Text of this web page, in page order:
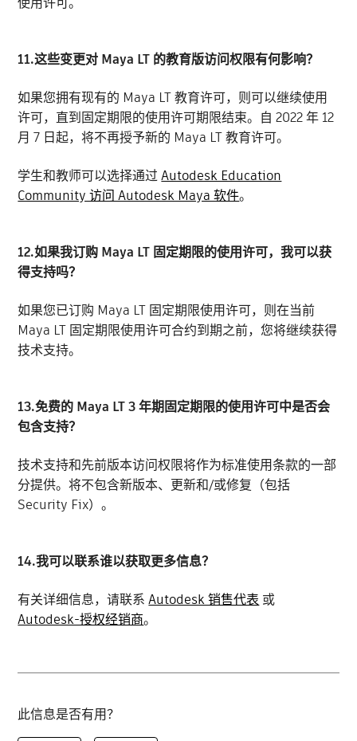
11.这些变更对 Maya LT 的教育版访问权限有何影响？
如果您拥有现有的 Maya LT 教育许可，则可以继续使用
许可，直到固定期限的使用许可期限结束。自 2022 年 12
月 7 日起，将不再授予新的 Maya LT 教育许可。
学生和教师可以选择通过Autodesk Education
Community 访问 Autodesk Maya 软件。
12.如果我订购 Maya LT 固定期限的使用许可，我可以获
得支持吗？
如果您已订购 Maya LT 固定期限使用许可，则在当前
Maya LT 固定期限使用许可合约到期之前，您将继续获得
技术支持。
13.免费的 Maya LT 3 年期固定期限的使用许可中是否会
包含支持？
技术支持和先前版本访问权限将作为标准使用条款的一部
分提供。将不包含新版本、更新和/或修复（包括
Security Fix）。
14.我可以联系谁以获取更多信息？
有关详细信息，请联系Autodesk 销售代表 或
Autodesk-授权经销商。
此信息是否有用？